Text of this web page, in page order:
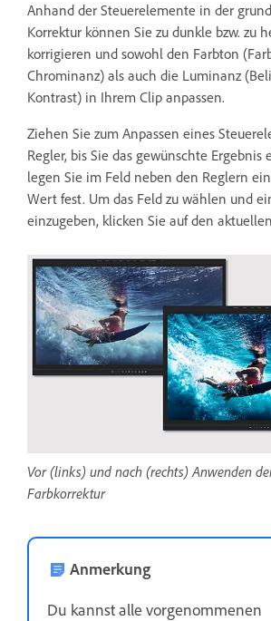
Anhand der Steuerelemente in der
Korrektur können Sie zu dunkle bzw. zu
korrigieren und sowohl den Farbton
Chrominanz) als auch die Luminanz
Kontrast) in Ihrem Clip anpassen.
Ziehen Sie zum Anpassen eines
Regler, bis Sie das gewünschte Ergebnis
legen Sie im Feld neben den Reglern
Wert fest. Um das Feld zu wählen und
einzugeben, klicken Sie auf den
Vor (links) und nach (rechts) Anwenden
Farbkorrektur
Anmerkung
Du kannst alle vorgenommenen